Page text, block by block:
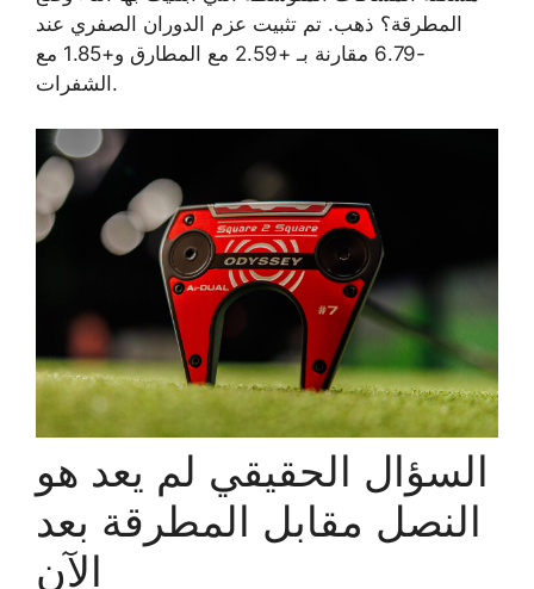
المطرقة؟ ذهب. تم تثبيت عزم الدوران الصفري عند
-6.79 مقارنة بـ +2.59 مع المطارق و+1.85 مع
الشفرات.
السؤال الحقيقي لم يعد هو
النصل مقابل المطرقة بعد
الآن